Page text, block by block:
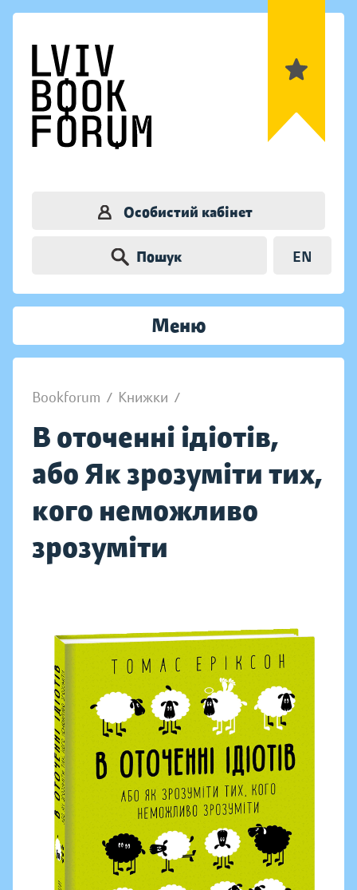
Особистий кабінет
Пошук EN
Меню
Bookforum / Книжки /
В оточенні ідіотів,
або Як зрозуміти тих,
кого неможливо
зрозуміти